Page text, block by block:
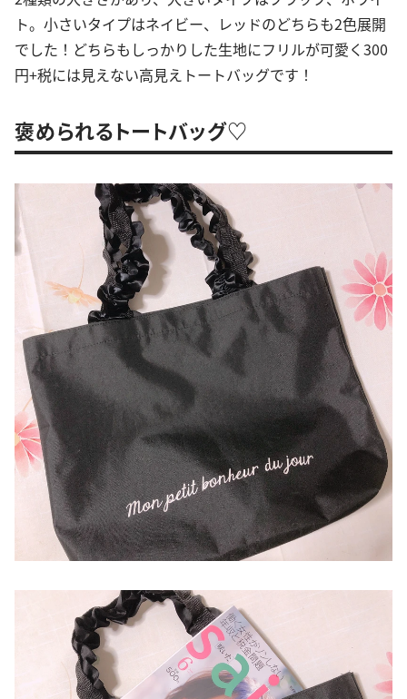
ト。小さいタイプはネイビー、レッドのどちらも2色展開
でした！どちらもしっかりした生地にフリルが可愛く300
円+税には見えない高見えトートバッグです！
褒められるトートバッグ♡